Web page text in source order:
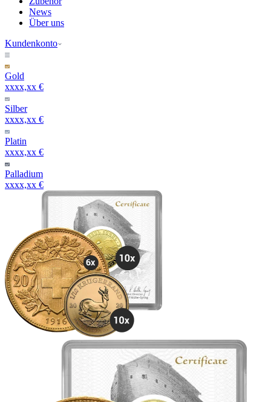
News
Über uns
Kundenkonto
Gold
xxxx,xx €
Silber
xxxx,xx €
Platin
xxxx,xx €
Palladium
xxxx,xx €